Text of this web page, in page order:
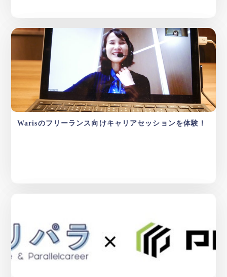
Warisのフリーランス向けキャリアセッションを体験！